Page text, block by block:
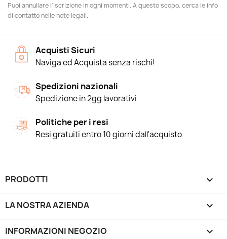
Puoi annullare l'iscrizione in ogni momenti. A questo scopo, cerca le info
di contatto nelle note legali.
Acquisti Sicuri
Naviga ed Acquista senza rischi!
Spedizioni nazionali
Spedizione in 2gg lavorativi
Politiche per i resi
Resi gratuiti entro 10 giorni dall'acquisto
PRODOTTI 
LA NOSTRA AZIENDA 
INFORMAZIONI NEGOZIO keyboard_arrow_down